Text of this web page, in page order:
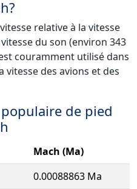
relative à la vitesse
du son (environ 343
couramment utilisé dans
des avions et des
de pied
Mach (Ma)
0.00088863 Ma